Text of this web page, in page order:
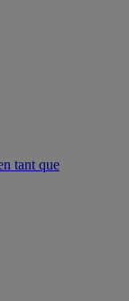
tant que